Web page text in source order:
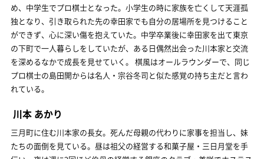
め、中学生でプロ棋士となった。小学生の時に家族を亡くして天涯孤
独となり、引き取られた先の幸田家でも自分の居場所を見つけること
ができず、心に深い傷を抱えていた。中学卒業後に幸田家を出て東京
の下町で一人暮らしをしていたが、ある日偶然出会った川本家と交流
を深めるなかで成長を見せていく。 棋風はオールラウンダーで、同じ
プロ棋士の島田開からは名人・宗谷冬司と似た感覚の持ち主だと言わ
れている。
川本 あかり
三月町に住む川本家の長女。死んだ母親の代わりに家事を担当し、妹
たちの面倒を見ている。昼は祖父の経営する和菓子屋・三日月堂を手